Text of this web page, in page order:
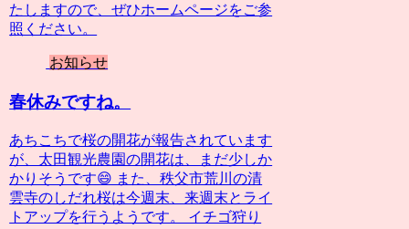
たしますので、ぜひホームページをご参
照ください。
お知らせ
春休みですね。
あちこちで桜の開花が報告されています
が、太田観光農園の開花は、まだ少しか
かりそうです😄 また、秩父市荒川の清
雲寺のしだれ桜は今週末、来週末とライ
トアップを行うようです。 イチゴ狩り